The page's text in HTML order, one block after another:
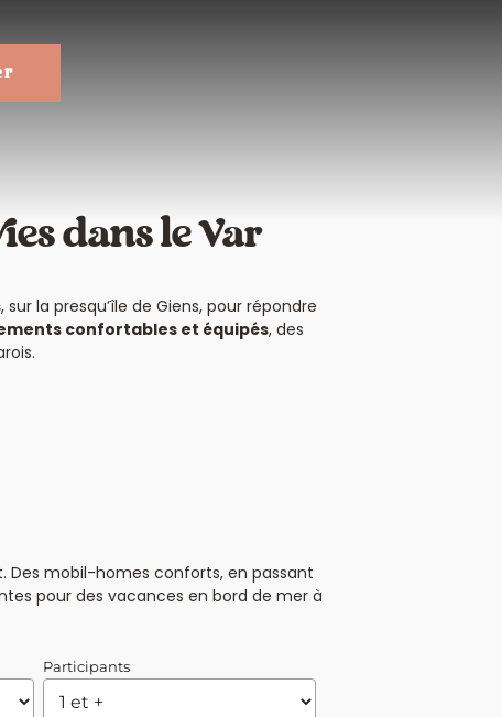
dans le Var
, sur la presqu’île de Giens, pour répondre
confortables et équipés, des
Des mobil-homes conforts, en passant
pour des vacances en bord de mer à